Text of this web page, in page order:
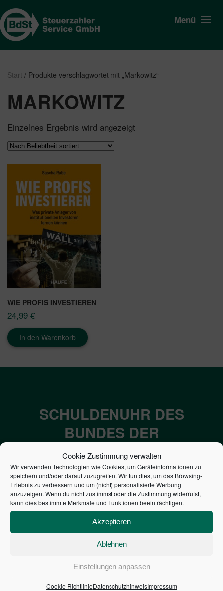
Cookie Zustimmung verwalten
Wir verwenden Technologien wie Cookies, um Geräteinformationen zu
speichern und/oder darauf zuzugreifen. Wir tun dies, um das Browsing-
Erlebnis zu verbessern und um (nicht) personalisierte Werbung
anzuzeigen. Wenn du nicht zustimmst oder die Zustimmung widerrufst,
kann dies bestimmte Merkmale und Funktionen beeinträchtigen.
Akzeptieren
Ablehnen
Einstellungen anpassen
Cookie RichtlinieDatenschutzhinweisImpressum
Menü
Start / Produkte verschlagwortet mit „Markowitz“
MARKOWITZ
Einzelnes Ergebnis wird angezeigt
WIE PROFIS INVESTIEREN
24,99 €
In den Warenkorb
SCHULDENUHR DES
BUNDES DER
STEUERZAHLER
7,052€
NEUVERSCHULDUNG
PRO SEKUNDE
1,601
ZINSEN
PRO SEKUNDE